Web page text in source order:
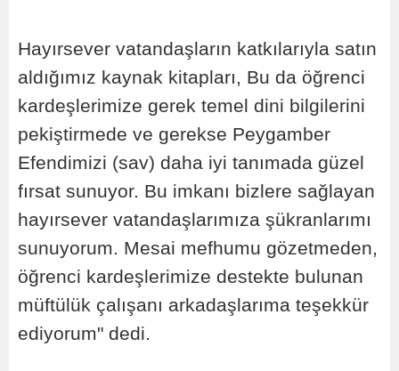
Hayırsever vatandaşların katkılarıyla satın
aldığımız kaynak kitapları, Bu da öğrenci
kardeşlerimize gerek temel dini bilgilerini
pekiştirmede ve gerekse Peygamber
Efendimizi (sav) daha iyi tanımada güzel
fırsat sunuyor. Bu imkanı bizlere sağlayan
hayırsever vatandaşlarımıza şükranlarımı
sunuyorum. Mesai mefhumu gözetmeden,
öğrenci kardeşlerimize destekte bulunan
müftülük çalışanı arkadaşlarıma teşekkür
ediyorum" dedi.